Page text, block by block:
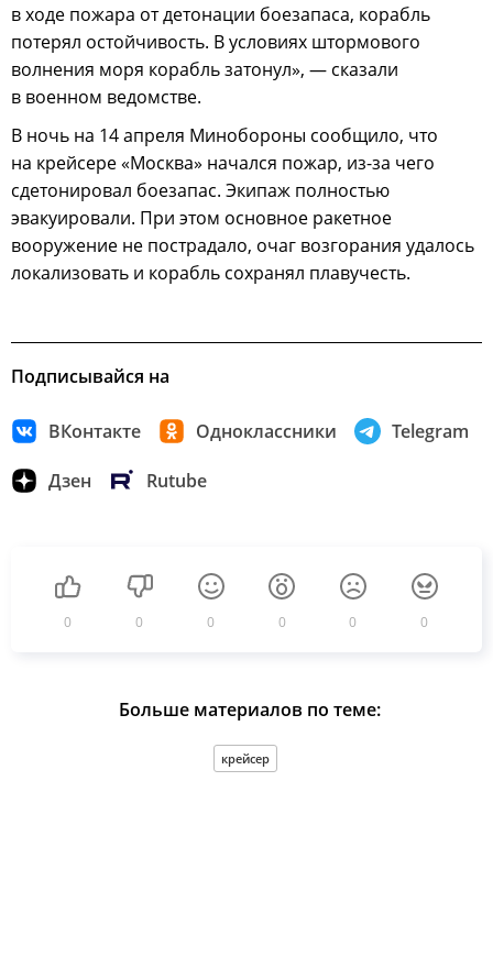
в ходе пожара от детонации боезапаса, корабль
потерял остойчивость. В условиях штормового
волнения моря корабль затонул», — сказали
в военном ведомстве.
В ночь на 14 апреля Минобороны сообщило, что
на крейсере «Москва» начался пожар, из-за чего
сдетонировал боезапас. Экипаж полностью
эвакуировали. При этом основное ракетное
вооружение не пострадало, очаг возгорания удалось
локализовать и корабль сохранял плавучесть.
Подписывайся на
ВКонтакте Одноклассники Telegram
Дзен Rutube
0 0 0 0 0 0
Больше материалов по теме:
крейсер